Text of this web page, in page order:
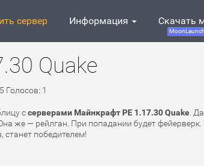
сервер Информация Скачать
Quake
5 Голосов: 1
ссерверами Майнкрафт PE 1.17.30 Quake .
же — рейлган. При попадании будет
станет победителем!